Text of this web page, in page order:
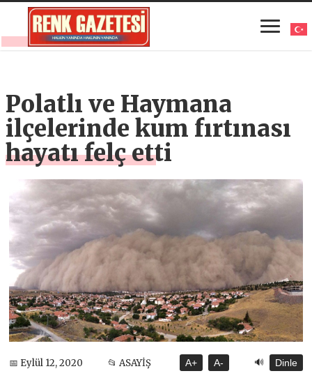
Polatlı ve Haymana
ilçelerinde kum fırtınası
hayatı felç etti
📅 Eylül 12, 2020 📂 ASAYİŞ A+ A- 🔊 Dinle